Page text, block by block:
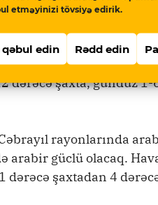
etməyinizi tövsiyə edirik.
qəbul edin Rədd edin
Xocavənd, Qubadlı,
arabir qar yağacağı
ayrı-ayrı yerlərdə
dərəcə şaxta, gündüz 1-
rayonlarında
arabir güclü olacaq.
dərəcə şaxtadan 4